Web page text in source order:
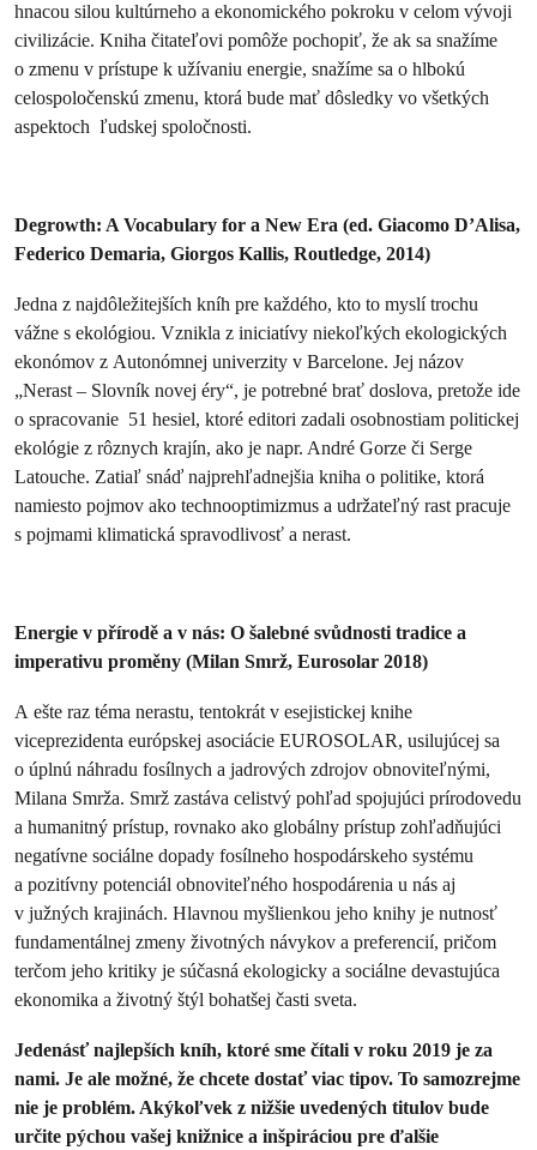
hnacou silou kultúrneho a ekonomického pokroku v celom vývoji
civilizácie. Kniha čitateľovi pomôže pochopiť, že ak sa snažíme
o zmenu v prístupe k užívaniu energie, snažíme sa o hlbokú
celospoločenskú zmenu, ktorá bude mať dôsledky vo všetkých
aspektoch ľudskej spoločnosti.
Degrowth: A Vocabulary for a New Era (ed. Giacomo D’Alisa,
Federico Demaria, Giorgos Kallis, Routledge, 2014)
Jedna z najdôležitejších kníh pre každého, kto to myslí trochu
vážne s ekológiou. Vznikla z iniciatívy niekoľkých ekologických
ekonómov z Autonómnej univerzity v Barcelone. Jej názov
„Nerast – Slovník novej éry“, je potrebné brať doslova, pretože ide
o spracovanie 51 hesiel, ktoré editori zadali osobnostiam politickej
ekológie z rôznych krajín, ako je napr. André Gorze či Serge
Latouche. Zatiaľ snáď najprehľadnejšia kniha o politike, ktorá
namiesto pojmov ako technooptimizmus a udržateľný rast pracuje
s pojmami klimatická spravodlivosť a nerast.
Energie v přírodě a v nás: O šalebné svůdnosti tradice a
imperativu proměny (Milan Smrž, Eurosolar 2018)
A ešte raz téma nerastu, tentokrát v esejistickej knihe
viceprezidenta európskej asociácie EUROSOLAR, usilujúcej sa
o úplnú náhradu fosílnych a jadrových zdrojov obnoviteľnými,
Milana Smrža. Smrž zastáva celistvý pohľad spojujúci prírodovedu
a humanitný prístup, rovnako ako globálny prístup zohľadňujúci
negatívne sociálne dopady fosílneho hospodárskeho systému
a pozitívny potenciál obnoviteľného hospodárenia u nás aj
v južných krajinách. Hlavnou myšlienkou jeho knihy je nutnosť
fundamentálnej zmeny životných návykov a preferencií, pričom
terčom jeho kritiky je súčasná ekologicky a sociálne devastujúca
ekonomika a životný štýl bohatšej časti sveta.
Jedenásť najlepších kníh, ktoré sme čítali v roku 2019 je za
nami. Je ale možné, že chcete dostať viac tipov. To samozrejme
nie je problém. Akýkoľvek z nižšie uvedených titulov bude
určite pýchou vašej knižnice a inšpiráciou pre ďalšie